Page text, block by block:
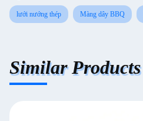
lưới nướng thép Màng dây BBQ
Similar Products